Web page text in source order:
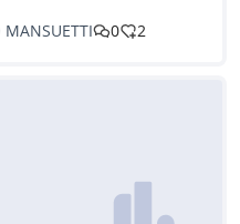
MANSUETTI 0 2